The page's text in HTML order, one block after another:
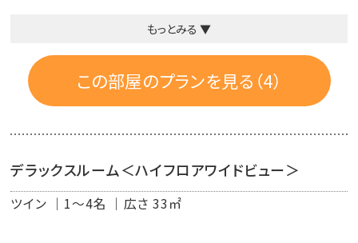
※3名～4名様でご利用の場合は、エキストラベッドを追
加してご用意
※1名様でご利用の際は、ベッド1台の場合がございます。
◆バルコニー付
無添加ボディーソープ（シャボン玉石けん）
◆EMを活用し、栽培にこだわった有栽栽培の緑茶
◆高速インターネット無料接続可能（有線ＬＡＮ）
◆Wi-Fi
もっとみる ▼
この部屋のプランを見る（4）
デラックスルーム＜ハイフロアワイドビュー＞
ツイン 1～4名 広さ 33㎡